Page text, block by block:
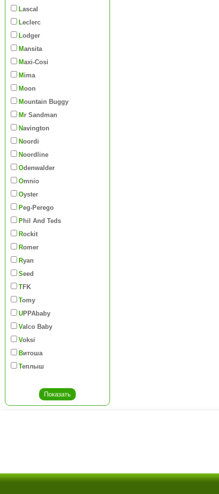
Lascal
Leclerc
Lodger
Mansita
Maxi-Cosi
Mima
Moon
Mountain Buggy
Mr Sandman
Navington
Noordi
Noordline
Odenwalder
Omnio
Oyster
Peg-Perego
Phil And Teds
Rockit
Romer
Ryan
Seed
TFK
Tomy
UPPAbaby
Valco Baby
Voksi
Витоша
Теплыш